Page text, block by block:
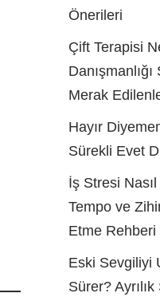
Önerileri
Çift Terapisi
Merak
Hayır
Sürekli Evet
İş Stresi
Tempo ve
Etme Rehberi
Eski Sevgiliyi
Sürer?